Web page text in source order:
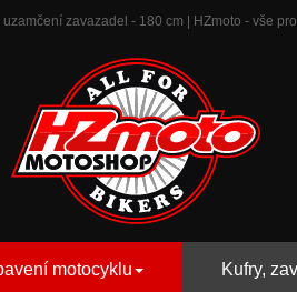
zavazadel - 180 cm | HZmoto - vše
motocyklu Kufry,